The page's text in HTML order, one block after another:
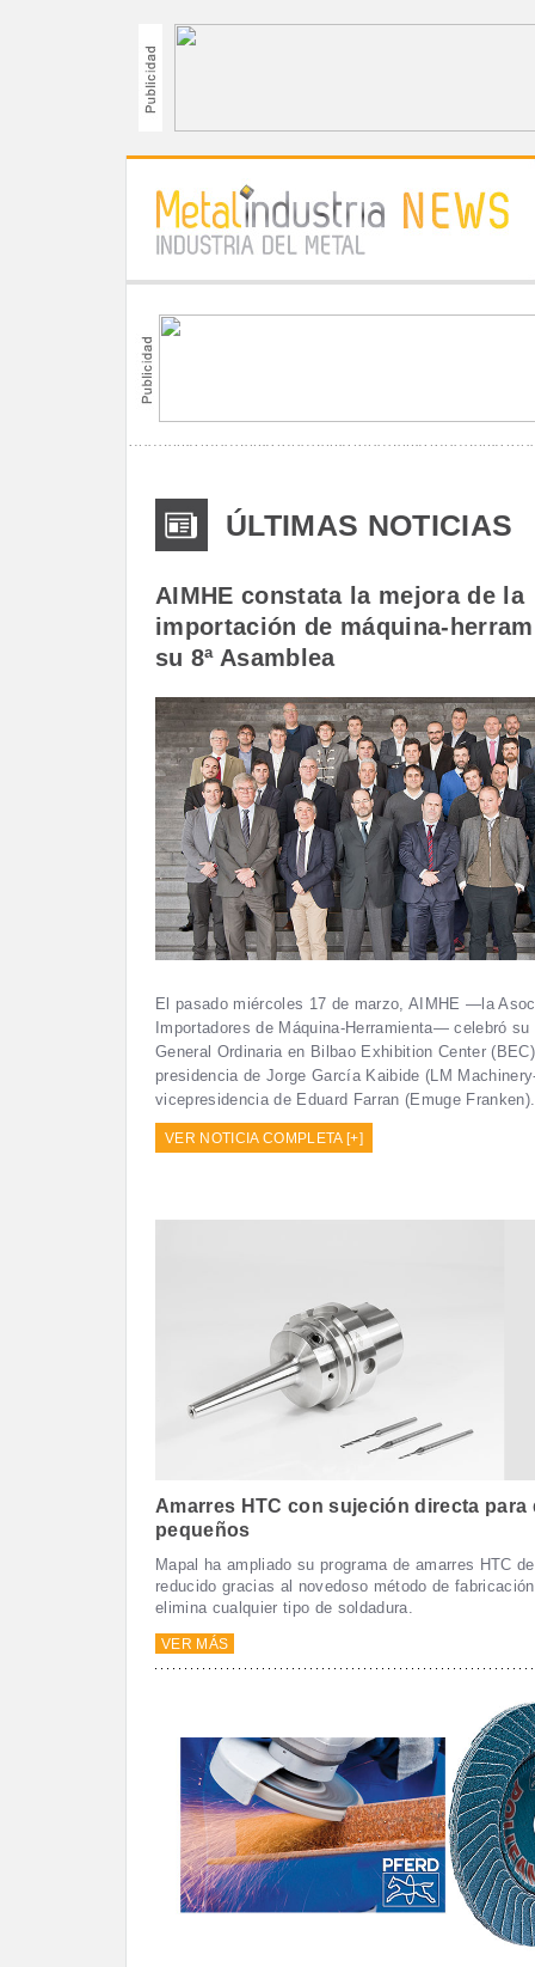
ÚLTIMAS NOTICIAS
AIMHE constata la mejora de la
importación de máquina-
su 8ª Asamblea
El pasado miércoles 17 de marzo, AIMHE —la
Importadores de Máquina-Herramienta— celebró su
General Ordinaria en Bilbao Exhibition Center
presidencia de Jorge García Kaibide (LM
vicepresidencia de Eduard Farran (Emuge
VER NOTICIA COMPLETA [+]
Amarres HTC con sujeción directa para
pequeños
Mapal ha ampliado su programa de amarres HTC
reducido gracias al novedoso método de
elimina cualquier tipo de soldadura.
VER MÁS